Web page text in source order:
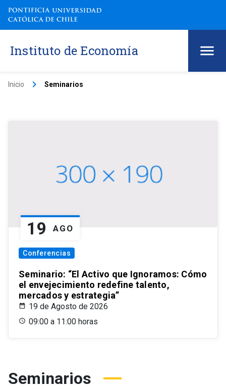
Instituto de Economía
Inicio keyboard_arrow_right Seminarios
19 AGO
Conferencias
Seminario: “El Activo que Ignoramos: Cómo
el envejecimiento redefine talento,
mercados y estrategia”
19 de Agosto de 2026
09:00 a 11:00 horas
Seminarios